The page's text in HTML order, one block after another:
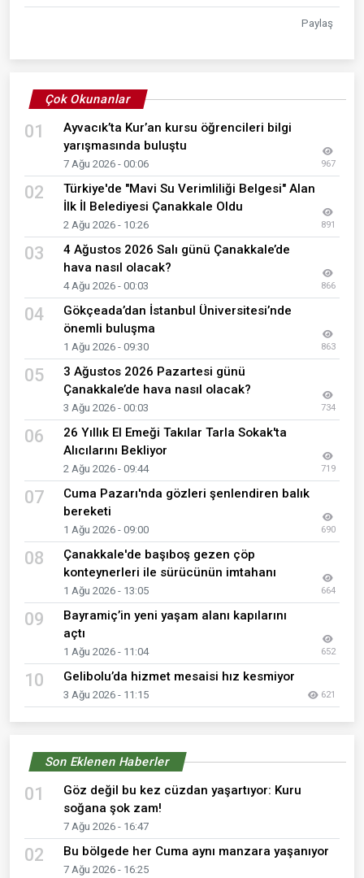
Paylaş
Çok Okunanlar
01
Ayvacık’ta Kur’an kursu öğrencileri bilgi
yarışmasında buluştu
7 Ağu 2026 - 00:06 967
02
Türkiye'de "Mavi Su Verimliliği Belgesi" Alan
İlk İl Belediyesi Çanakkale Oldu
2 Ağu 2026 - 10:26 891
03
4 Ağustos 2026 Salı günü Çanakkale’de
hava nasıl olacak?
4 Ağu 2026 - 00:03 866
04
Gökçeada’dan İstanbul Üniversitesi’nde
önemli buluşma
1 Ağu 2026 - 09:30 863
05
3 Ağustos 2026 Pazartesi günü
Çanakkale’de hava nasıl olacak?
3 Ağu 2026 - 00:03 734
06
26 Yıllık El Emeği Takılar Tarla Sokak'ta
Alıcılarını Bekliyor
2 Ağu 2026 - 09:44 719
07
Cuma Pazarı'nda gözleri şenlendiren balık
bereketi
1 Ağu 2026 - 09:00 690
08
Çanakkale'de başıboş gezen çöp
konteynerleri ile sürücünün imtahanı
1 Ağu 2026 - 13:05 664
09
Bayramiç’in yeni yaşam alanı kapılarını
açtı
1 Ağu 2026 - 11:04 652
10 Gelibolu’da hizmet mesaisi hız kesmiyor
3 Ağu 2026 - 11:15 621
Son Eklenen Haberler
01
Göz değil bu kez cüzdan yaşartıyor: Kuru
soğana şok zam!
7 Ağu 2026 - 16:47
02 Bu bölgede her Cuma aynı manzara yaşanıyor
7 Ağu 2026 - 16:25